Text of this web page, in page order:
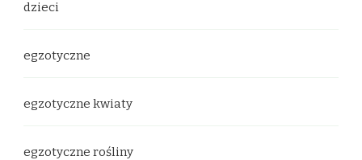
dzieci
egzotyczne
egzotyczne kwiaty
egzotyczne rośliny